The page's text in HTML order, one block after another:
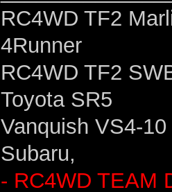
RC4WD TF2
4Runner
RC4WD TF2
Toyota SR5
Vanquish VS4-
Subaru,
- RC4WD TEAM